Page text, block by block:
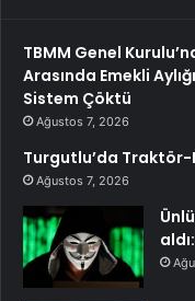
TBMM Genel
Arasında Emekli
Sistem Çöktü
Ağustos 7, 2026
Turgutlu’da
Ağustos 7, 2026